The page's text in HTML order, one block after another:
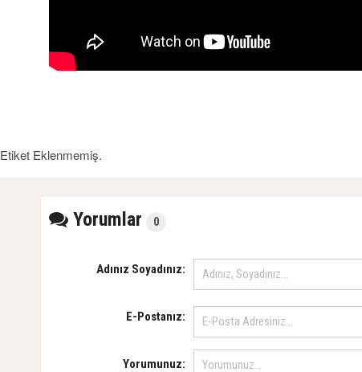
Etiket Eklenmemiş.
Yorumlar 0
Adınız Soyadınız:
E-Postanız:
Yorumunuz: